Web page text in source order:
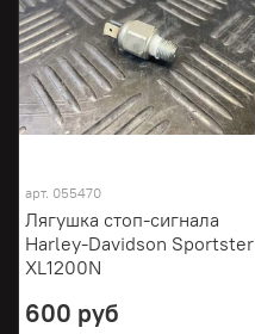
арт. 055470
Лягушка стоп-сигнала
Harley-Davidson Sportster
XL1200N
600 руб